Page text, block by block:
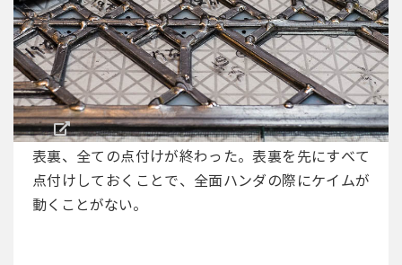
表裏、全ての点付けが終わった。表裏を先にすべて
点付けしておくことで、全面ハンダの際にケイムが
動くことがない。